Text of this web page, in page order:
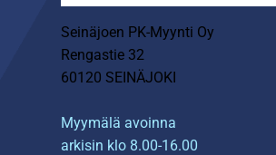
Seinäjoen PK-Myynti Oy
Rengastie 32
60120 SEINÄJOKI
Myymälä avoinna
arkisin klo 8.00-16.00